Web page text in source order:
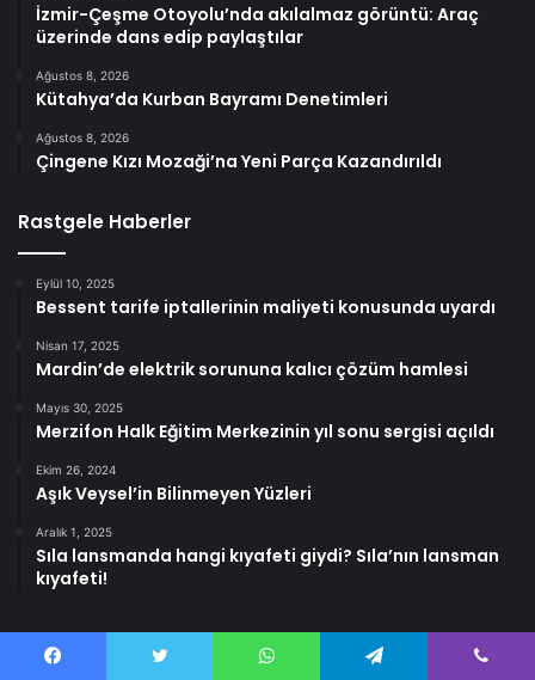
İzmir-Çeşme Otoyolu’nda akılalmaz görüntü: Araç
üzerinde dans edip paylaştılar
Ağustos 8, 2026
Kütahya’da Kurban Bayramı Denetimleri
Ağustos 8, 2026
Çingene Kızı Mozaği’na Yeni Parça Kazandırıldı
Rastgele Haberler
Eylül 10, 2025
Bessent tarife iptallerinin maliyeti konusunda uyardı
Nisan 17, 2025
Mardin’de elektrik sorununa kalıcı çözüm hamlesi
Mayıs 30, 2025
Merzifon Halk Eğitim Merkezinin yıl sonu sergisi açıldı
Ekim 26, 2024
Aşık Veysel’in Bilinmeyen Yüzleri
Aralık 1, 2025
Sıla lansmanda hangi kıyafeti giydi? Sıla’nın lansman
kıyafeti!